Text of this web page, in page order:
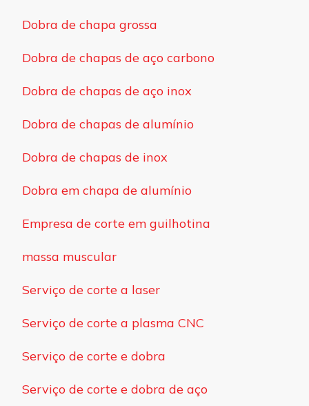
Dobra de chapa grossa
Dobra de chapas de aço carbono
Dobra de chapas de aço inox
Dobra de chapas de alumínio
Dobra de chapas de inox
Dobra em chapa de alumínio
Empresa de corte em guilhotina
massa muscular
Serviço de corte a laser
Serviço de corte a plasma CNC
Serviço de corte e dobra
Serviço de corte e dobra de aço